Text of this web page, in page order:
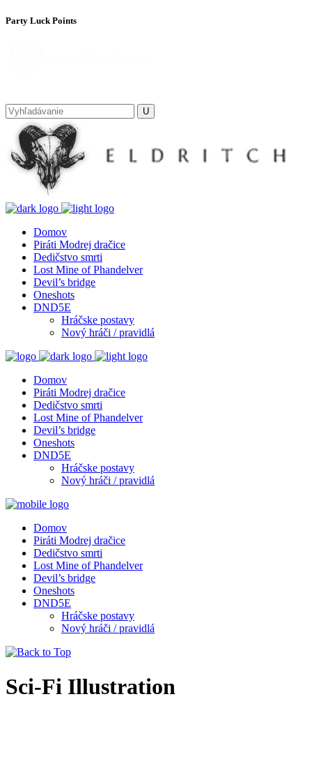
Party Luck Points
Domov
Piráti Modrej dračice
Dedičstvo smrti
Lost Mine of Phandelver
Devil’s bridge
Oneshots
DND5E
Hráčske postavy
Nový hráči / pravidlá
Domov
Piráti Modrej dračice
Dedičstvo smrti
Lost Mine of Phandelver
Devil’s bridge
Oneshots
DND5E
Hráčske postavy
Nový hráči / pravidlá
Domov
Piráti Modrej dračice
Dedičstvo smrti
Lost Mine of Phandelver
Devil’s bridge
Oneshots
DND5E
Hráčske postavy
Nový hráči / pravidlá
Sci-Fi Illustration